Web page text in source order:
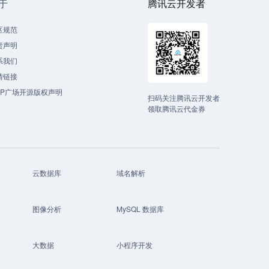
规范
声明
我们
链接
广场开源版权声明
腾讯云开发者
扫码关注腾讯云开发者
领取腾讯云代金券
云数据库 域名解析
图像分析 MySQL 数据库
大数据 小程序开发